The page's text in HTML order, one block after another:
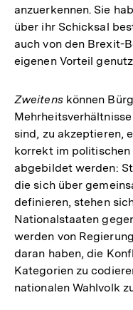
anzuerkennen. Sie
über ihr Schicksal
auch von den Brexit-
eigenen Vorteil
Zweitenskönnen
sind, zu akzeptieren,
korrekt im
abgebildet werden:
die sich über
definieren, stehen
Nationalstaaten
werden von
daran haben, die
Kategorien zu
nationalen Wahlvolk